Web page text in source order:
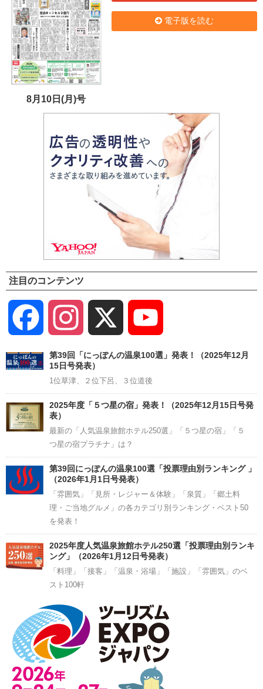
8月10日(月)号
電子版を読む
注目のコンテンツ
Facebook Instagram
Channel
第39回「にっぽんの温泉100選」発表！（2025年12月
15日号発表）
1位草津、２位下呂、３位道後
2025年度「５つ星の宿」発表！（2025年12月15日号発
表）
最新の「人気温泉旅館ホテル250選」「５つ星の宿」「５
つ星の宿プラチナ」は？
第39回にっぽんの温泉100選「投票理由別ランキング 」
（2026年1月1日号発表）
「雰囲気」「見所・レジャー＆体験」「泉質」「郷土料
理・ご当地グルメ」の各カテゴリ別ランキング・ベスト50
を発表！
2025年度人気温泉旅館ホテル250選「投票理由別ランキ
ング」（2026年1月12日号発表）
「料理」「接客」「温泉・浴場」「施設」「雰囲気」のベ
スト100軒